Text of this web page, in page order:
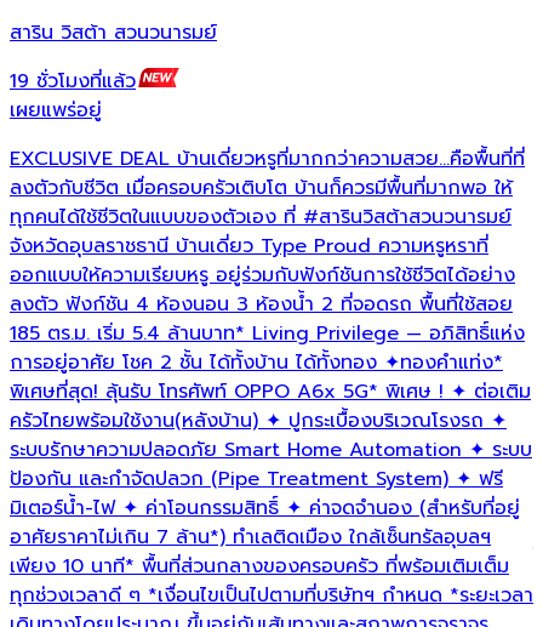
สาริน วิสต้า สวนวนารมย์
19 ชั่วโมงที่แล้ว
เผยแพร่อยู่
EXCLUSIVE DEAL บ้านเดี่ยวหรูที่มากกว่าความสวย...คือพื้นที่ที่
ลงตัวกับชีวิต เมื่อครอบครัวเติบโต บ้านก็ควรมีพื้นที่มากพอ ให้
ทุกคนได้ใช้ชีวิตในแบบของตัวเอง ที่ #สารินวิสต้าสวนวนารมย์
จังหวัดอุบลราชธานี บ้านเดี่ยว Type Proud ความหรูหราที่
ออกแบบให้ความเรียบหรู อยู่ร่วมกับฟังก์ชันการใช้ชีวิตได้อย่าง
ลงตัว ฟังก์ชัน 4 ห้องนอน 3 ห้องน้ำ 2 ที่จอดรถ พื้นที่ใช้สอย
185 ตร.ม. เริ่ม 5.4 ล้านบาท* Living Privilege — อภิสิทธิ์แห่ง
การอยู่อาศัย โชค 2 ชั้น ได้ทั้งบ้าน ได้ทั้งทอง ✦ทองคำแท่ง*
พิเศษที่สุด! ลุ้นรับ โทรศัพท์ OPPO A6x 5G* พิเศษ ! ✦ ต่อเติม
ครัวไทยพร้อมใช้งาน(หลังบ้าน) ✦ ปูกระเบื้องบริเวณโรงรถ ✦
ระบบรักษาความปลอดภัย Smart Home Automation ✦ ระบบ
ป้องกัน และกำจัดปลวก (Pipe Treatment System) ✦ ฟรี
มิเตอร์น้ำ-ไฟ ✦ ค่าโอนกรรมสิทธิ์ ✦ ค่าจดจำนอง (สำหรับที่อยู่
อาศัยราคาไม่เกิน 7 ล้าน*) ทำเลติดเมือง ใกล้เซ็นทรัลอุบลฯ
เพียง 10 นาที* พื้นที่ส่วนกลางของครอบครัว ที่พร้อมเติมเต็ม
ทุกช่วงเวลาดี ๆ *เงื่อนไขเป็นไปตามที่บริษัทฯ กำหนด *ระยะเวลา